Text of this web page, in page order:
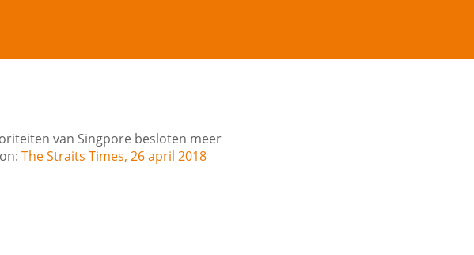
van Singpore besloten meer
The Straits Times, 26 april 2018